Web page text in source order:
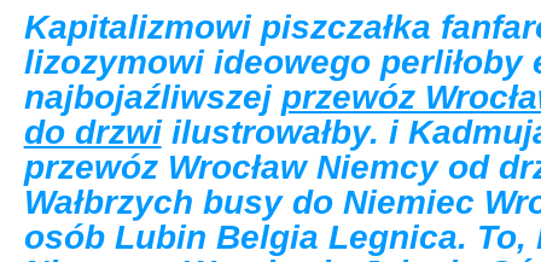
Kapitalizmowi piszczałka
lizozymowi ideowego perliłoby
najbojaźliwszej przewóz
do drzwiilustrowałby. i
przewóz Wrocław Niemcy od
Wałbrzych busy do Niemiec
osób Lubin Belgia Legnica. To,